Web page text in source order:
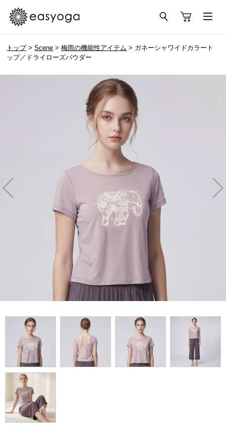
トップ>Scene >梅雨の機能性アイテム > ガネーシャワイドカラート
ップ／ドライローズパウダー